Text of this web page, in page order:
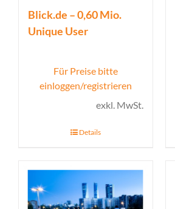
Blick.de – 0,60 Mio.
Unique User
Für Preise bitte
einloggen/registrieren
exkl. MwSt.
Details